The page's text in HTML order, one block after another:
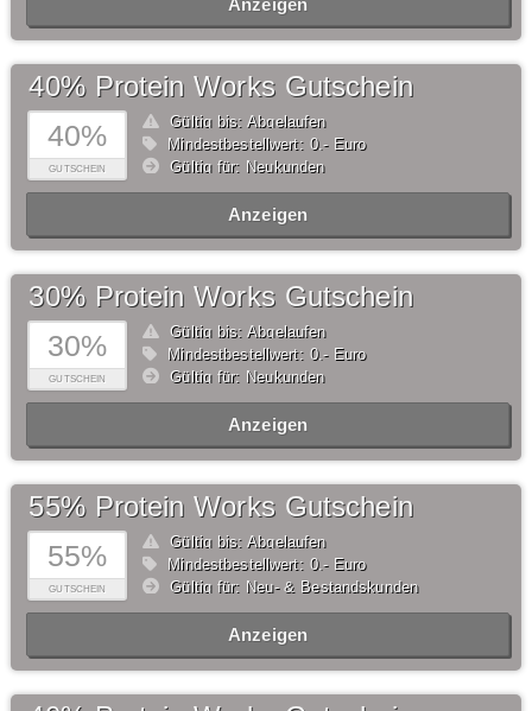
Anzeigen
40%
GUTSCHEIN
40% Protein Works Gutschein
Gültig bis: Abgelaufen
Mindestbestellwert: 0,- Euro
Gültig für: Neukunden
Anzeigen
30%
GUTSCHEIN
30% Protein Works Gutschein
Gültig bis: Abgelaufen
Mindestbestellwert: 0,- Euro
Gültig für: Neukunden
Anzeigen
55%
GUTSCHEIN
55% Protein Works Gutschein
Gültig bis: Abgelaufen
Mindestbestellwert: 0,- Euro
Gültig für: Neu- & Bestandskunden
Anzeigen